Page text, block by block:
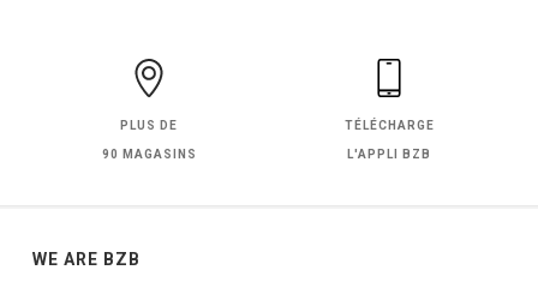
PLUS DE
90 MAGASINS
TÉLÉCHARGE
L'APPLI BZB
WE ARE BZB